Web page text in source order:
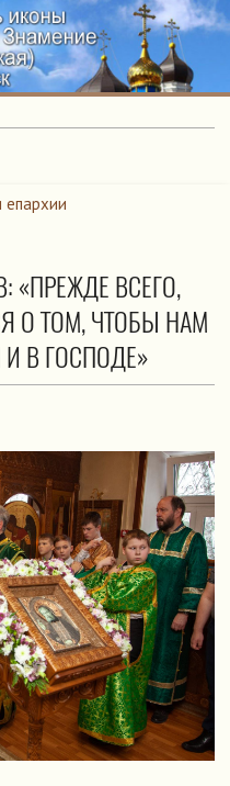
епархии
«ПРЕЖДЕ ВСЕГО,
О ТОМ, ЧТОБЫ НАМ
В ГОСПОДЕ»